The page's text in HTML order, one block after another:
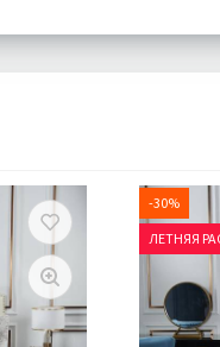
-30%
ЛЕТНЯЯ